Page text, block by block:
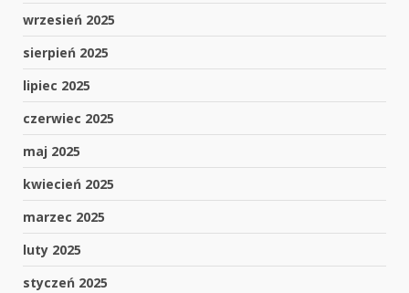
wrzesień 2025
sierpień 2025
lipiec 2025
czerwiec 2025
maj 2025
kwiecień 2025
marzec 2025
luty 2025
styczeń 2025